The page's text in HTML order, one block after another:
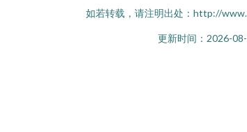
如若转载，请注明出处：http://
更新时间：2026-